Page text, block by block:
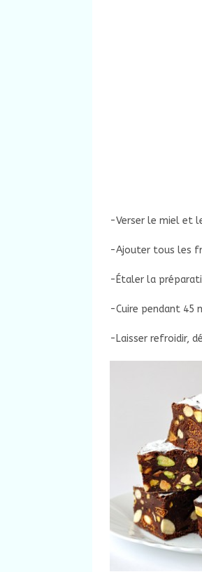
-Verser le miel et
-Ajouter tous les
-Étaler la
-Cuire pendant 45
-Laisser refroidir,